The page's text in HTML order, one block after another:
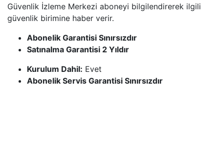
Güvenlik İzleme Merkezi aboneyi bilgilendirerek ilgili
güvenlik birimine haber verir.
Abonelik Garantisi Sınırsızdır
Satınalma Garantisi 2 Yıldır
Kurulum Dahil: Evet
Abonelik Servis Garantisi Sınırsızdır